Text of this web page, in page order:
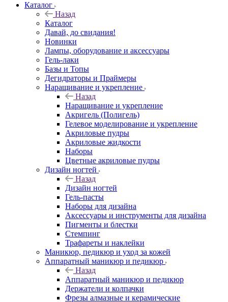
Каталог
Назад
Каталог
Давай, до свидания!
Новинки
Лампы, оборудование и аксессуары
Гель-лаки
Базы и Топы
Дегидраторы и Праймеры
Наращивание и укрепление
Назад
Наращивание и укрепление
Акригель (Полигель)
Гелевое моделирование и укрепление
Акриловые пудры
Акриловые жидкости
Наборы
Цветные акриловые пудры
Дизайн ногтей
Назад
Дизайн ногтей
Гель-пасты
Наборы для дизайна
Аксессуары и инструменты для дизайна
Пигменты и блестки
Стемпинг
Трафареты и наклейки
Маникюр, педикюр и уход за кожей
Аппаратный маникюр и педикюр
Назад
Аппаратный маникюр и педикюр
Держатели и колпачки
Фрезы алмазные и керамические